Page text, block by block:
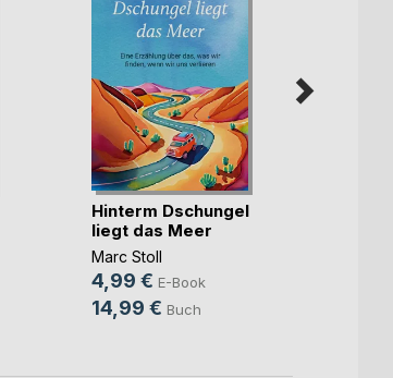
Hinterm Dschungel
liegt das Meer
Marc Stoll
4,99 € E-Book
14,99 € Buch